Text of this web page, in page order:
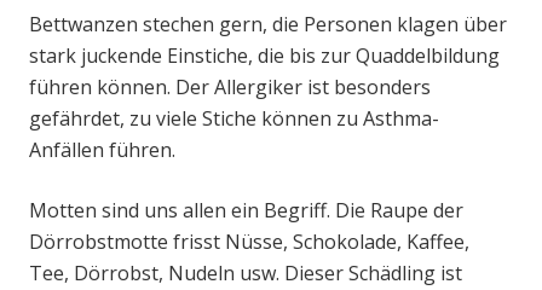
Bettwanzen stechen gern, die Personen klagen über
stark juckende Einstiche, die bis zur Quaddelbildung
führen können. Der Allergiker ist besonders
gefährdet, zu viele Stiche können zu Asthma-
Anfällen führen.
Motten sind uns allen ein Begriff. Die Raupe der
Dörrobstmotte frisst Nüsse, Schokolade, Kaffee,
Tee, Dörrobst, Nudeln usw. Dieser Schädling ist